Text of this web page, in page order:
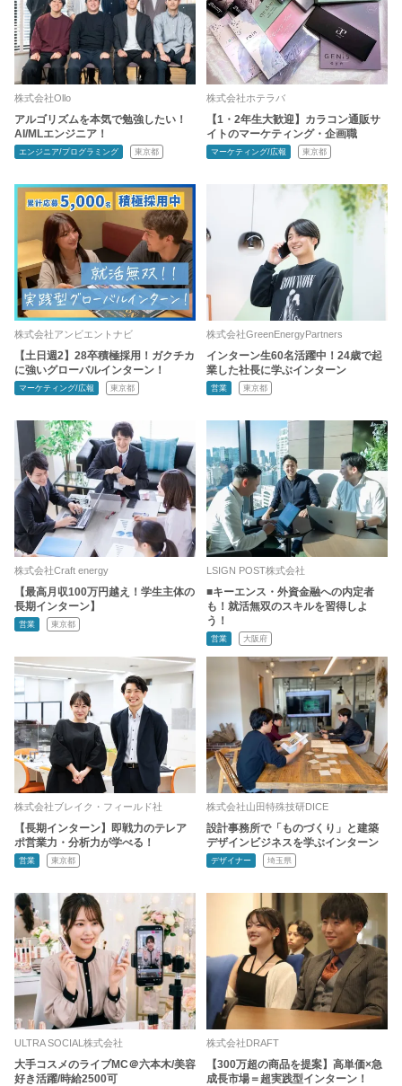
株式会社Ollo
アルゴリズムを本気で勉強したい！
AI/MLエンジニア！
エンジニア/プログラミング 東京都
株式会社ホテラバ
【1・2年生大歓迎】カラコン通販サ
イトのマーケティング・企画職
マーケティング/広報 東京都
株式会社アンビエントナビ
【土日週2】28卒積極採用！ガクチカ
に強いグローバルインターン！
マーケティング/広報 東京都
株式会社GreenEnergyPartners
インターン生60名活躍中！24歳で起
業した社長に学ぶインターン
営業 東京都
株式会社Craft energy
【最高月収100万円越え！学生主体の
長期インターン】
営業 東京都
LSIGN POST株式会社
■キーエンス・外資金融への内定者
も！就活無双のスキルを習得しよ
う！
営業 大阪府
株式会社ブレイク・フィールド社
【長期インターン】即戦力のテレア
ポ営業力・分析力が学べる！
営業 東京都
株式会社山田特殊技研DICE
設計事務所で「ものづくり」と建築
デザインビジネスを学ぶインターン
デザイナー 埼玉県
ULTRA SOCIAL株式会社
大手コスメのライブMC＠六本木/美容
好き活躍/時給2500可
株式会社DRAFT
【300万超の商品を提案】高単価×急
成長市場＝超実践型インターン！